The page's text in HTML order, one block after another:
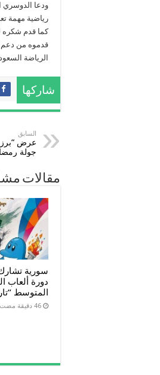
ودعا الدوسري
رياضية مهمة
كما قدم شكره
قدموه من دعم
الرياضة
شاركها
السابق
عرض
جولة
مقالات
دورة ألعاب
المتوسط